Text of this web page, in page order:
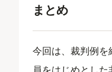
まとめ
今回は、裁判例